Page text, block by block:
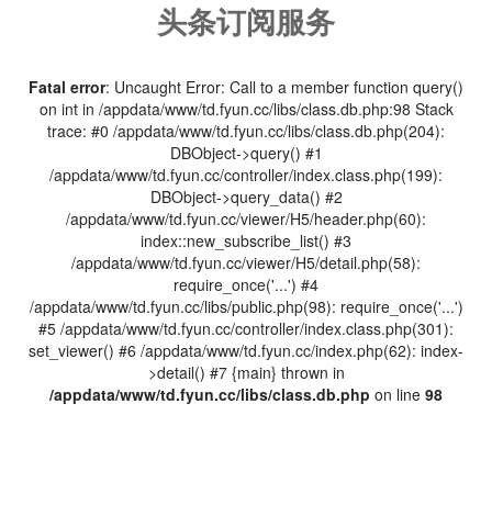
头条订阅服务
Fatal error: Uncaught Error: Call to a member function query()
on int in /appdata/www/td.fyun.cc/libs/class.db.php:98 Stack
trace: #0 /appdata/www/td.fyun.cc/libs/class.db.php(204):
DBObject->query() #1
/appdata/www/td.fyun.cc/controller/index.class.php(199):
DBObject->query_data() #2
/appdata/www/td.fyun.cc/viewer/H5/header.php(60):
index::new_subscribe_list() #3
/appdata/www/td.fyun.cc/viewer/H5/detail.php(58):
require_once('...') #4
/appdata/www/td.fyun.cc/libs/public.php(98): require_once('...')
#5 /appdata/www/td.fyun.cc/controller/index.class.php(301):
set_viewer() #6 /appdata/www/td.fyun.cc/index.php(62): index-
>detail() #7 {main} thrown in
/appdata/www/td.fyun.cc/libs/class.db.php on line 98